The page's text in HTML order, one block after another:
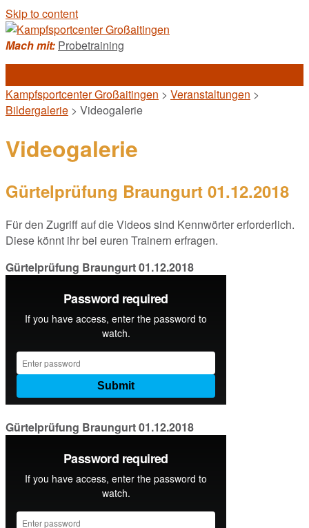
Skip to content
Mach mit: Probetraining
Kampfsportcenter Großaitingen > Veranstaltungen >
Bildergalerie > Videogalerie
Videogalerie
Gürtelprüfung Braungurt 01.12.2018
Für den Zugriff auf die Videos sind Kennwörter erforderlich.
Diese könnt ihr bei euren Trainern erfragen.
Gürtelprüfung Braungurt 01.12.2018
Gürtelprüfung Braungurt 01.12.2018